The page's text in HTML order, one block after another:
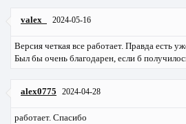
valex_ 2024-05-16
Версия четкая все работает. Правда есть
Был бы очень благодарен, если б
alex0775 2024-04-28
работает. Спасибо